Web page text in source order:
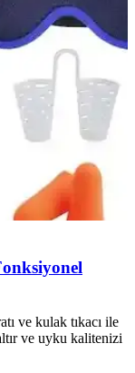
ve kulak tıkacı ile
ve uyku kalitenizi